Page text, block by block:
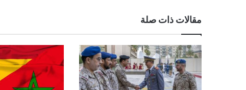
مقالات ذات صلة